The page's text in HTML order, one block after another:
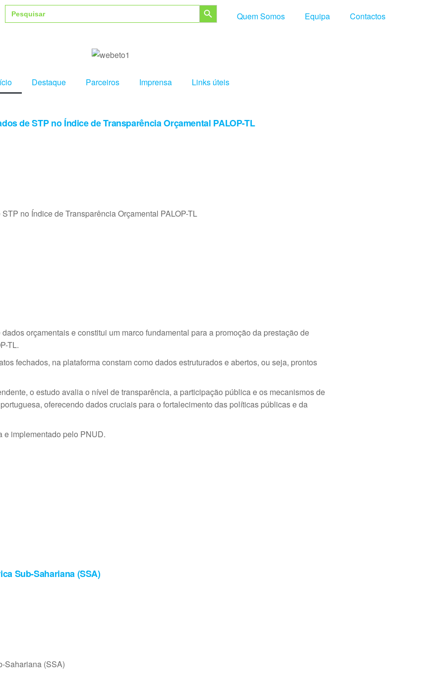
Search
for:
Search Button
Quem Somos
Equipa Contactos
Destaque Parceiros Imprensa Links úteis
de STP no Índice de Transparência Orçamental PALOP-TL
no Índice de Transparência Orçamental PALOP-TL
orçamentais e constitui um marco fundamental para a promoção da prestação de
TL.
fechados, na plataforma constam como dados estruturados e abertos, ou seja, prontos
o estudo avalia o nível de transparência, a participação pública e os mecanismos de
oferecendo dados cruciais para o fortalecimento das políticas públicas e da
e implementado pelo PNUD.
Sub-Sahariana (SSA)
Sahariana (SSA)